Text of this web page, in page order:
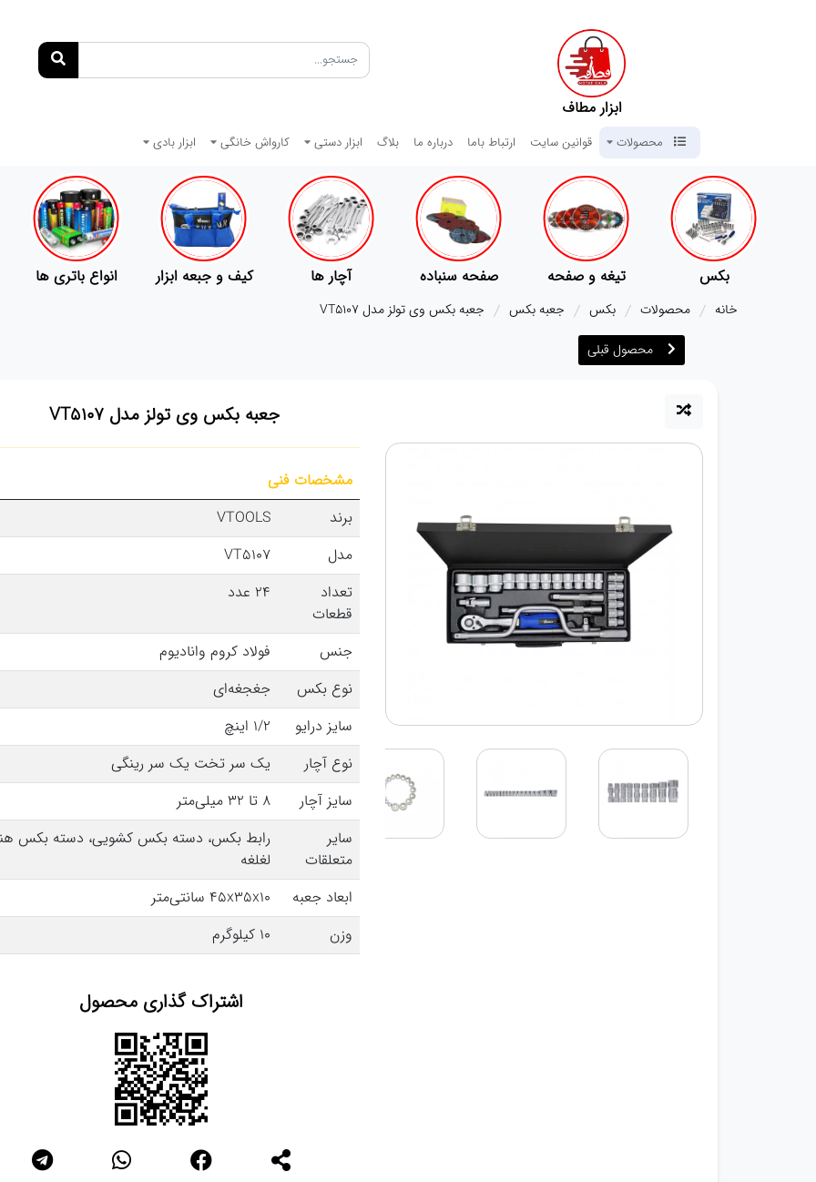
ابزار مطاف
محصولات قوانین سایت ارتباط باما درباره ما بلاگ ابزار دستی کارواش خانگی ابزار بادی
بکس تیغه و صفحه صفحه سنباده آچار ها کیف و جبعه ابزار انواع باتری ها
خانه محصولات بکس جعبه بکس
جعبه بکس وی تولز مدل VT5107
محصول قبلی
جعبه بکس وی تولز مدل VT5107
مشخصات فنی
برند
VTOOLS
مدل
VT5107
تعداد
قطعات
24 عدد
جنس
فولاد کروم وانادیوم
نوع بکس
جغجغه‌ای
سایز درایو
1/2 اینچ
نوع آچار
یک سر تخت یک سر رینگی
سایز آچار
8 تا 32 میلی‌متر
سایر
متعلقات
رابط بکس، دسته بکس کشویی، دسته بکس
لغلغه
ابعاد جعبه
45x35x10 سانتی‌متر
وزن
10 کیلوگرم
اشتراک گذاری محصول